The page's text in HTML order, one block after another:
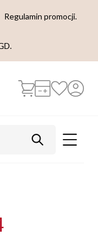
Regulamin promocji.